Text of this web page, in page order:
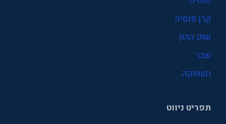
קרן פנסיה
שוק ההון
שכר
תעסוקה
תפריט ניווט